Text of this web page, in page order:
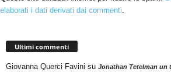
elaborati i dati derivati dai commenti
Ultimi commenti
Giovanna Querci Favini su Jonathan Tetelman un